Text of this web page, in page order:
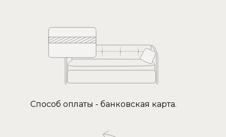
Способ оплаты - банковская карта.